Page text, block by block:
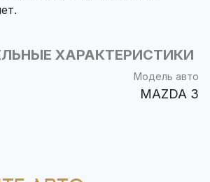
ХАРАКТЕРИСТИКИ
Модель авто
MAZDA 3